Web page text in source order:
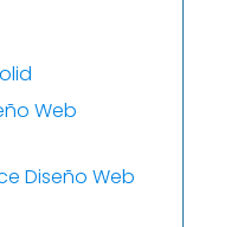
Web
Diseño Web